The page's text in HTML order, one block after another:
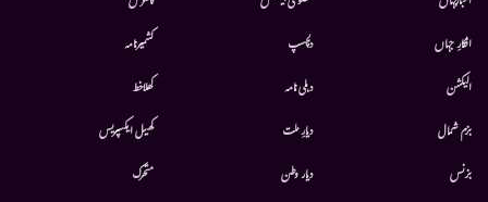
افکارِ جہاں
الیکشن
بزم شمال
بزنس
دلچسپ
دہلی نامہ
دیارِ ملت
دیار وطن
کشمیرنامہ
کھلاخط
کھیل ایکسپریس
متحرك